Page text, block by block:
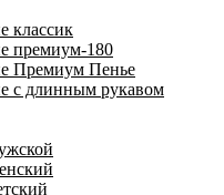
классик
премиум-180
Премиум Пенье
с длинным рукавом